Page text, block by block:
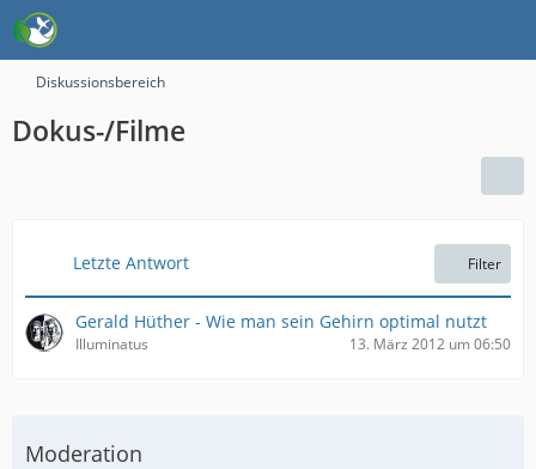
Diskussionsbereich
Dokus-/Filme
Letzte Antwort Filter
Gerald Hüther - Wie man sein Gehirn optimal nutzt
Illuminatus 13. März 2012 um 06:50
Moderation